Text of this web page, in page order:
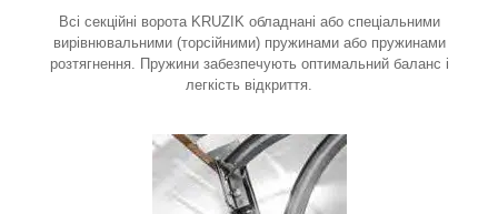
Всі секційні ворота KRUZIK обладнані або спеціальними
вирівнювальними (торсійними) пружинами або пружинами
розтягнення. Пружини забезпечують оптимальний баланс і
легкість відкриття.